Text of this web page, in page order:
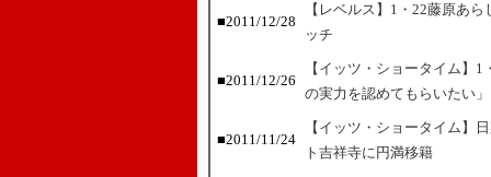
■2011/12/28
【レベルス】1・22藤原あ
ッチ
■2011/12/26
【イッツ・ショータイム】
の実力を認めてもらいたい」
■2011/11/24
【イッツ・ショータイム】
ト吉祥寺に円満移籍